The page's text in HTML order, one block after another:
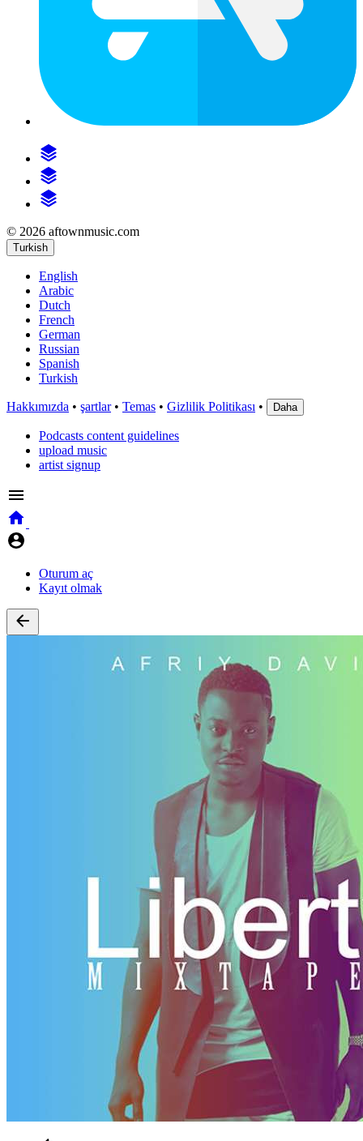
© 2026 aftownmusic.com
Turkish
English
Arabic
Dutch
French
German
Russian
Spanish
Turkish
Hakkımızda • şartlar• Temas • Gizlilik Politikası • Daha
Podcasts content guidelines
upload music
artist signup
Oturum aç
Kayıt olmak